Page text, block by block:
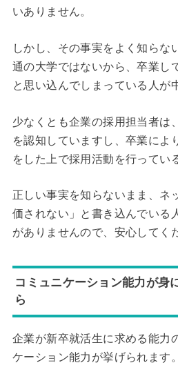
いありません。
しかし、その事実をよく知らな
通の大学ではないから、卒業し
と思い込んでしまっている人が
少なくとも企業の採用担当者は
を認知していますし、卒業によ
をした上で採用活動を行ってい
正しい事実を知らないまま、ネ
価されない」と書き込んでいる
がありませんので、安心してく
コミュニケーション能力が身
ら
企業が新卒就活生に求める能力
ケーション能力が挙げられます。